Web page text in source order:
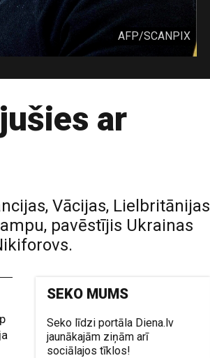
AFP/SCANPIX
ar
Vācijas, Lielbritānijas
pavēstījis Ukrainas
SEKO MUMS
Seko līdzi portāla Diena.lv
jaunākajām ziņām arī
sociālajos tīklos!